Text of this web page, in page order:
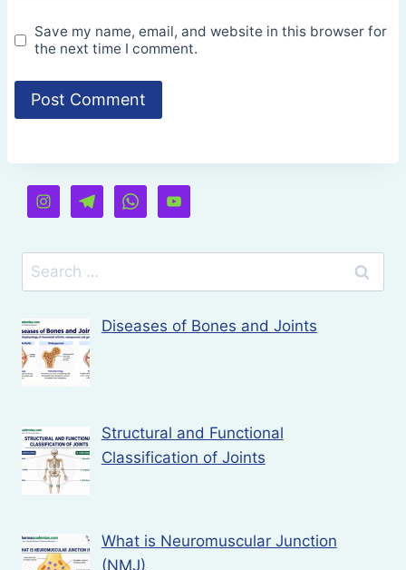
Save my name, email, and website in this browser for
the next time I comment.
Search
for:
Diseases of Bones and Joints
Structural and Functional
Classification of Joints
What is Neuromuscular Junction
(NMJ)